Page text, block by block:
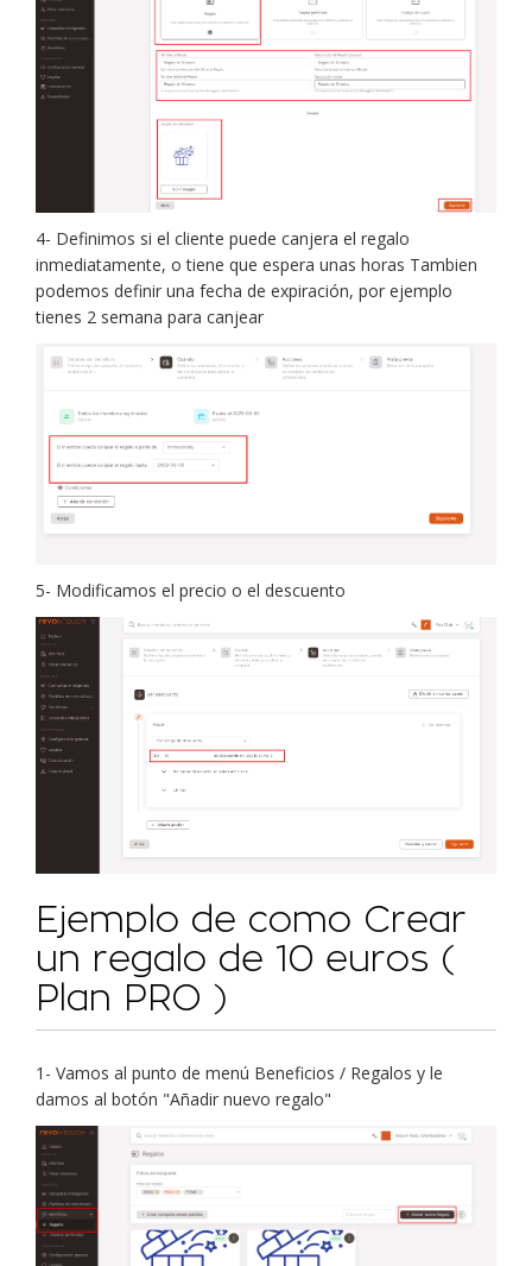
4- Definimos si el cliente puede canjera el regalo
inmediatamente, o tiene que espera unas horas Tambien
podemos definir una fecha de expiración, por ejemplo
tienes 2 semana para canjear
5- Modificamos el precio o el descuento
Ejemplo de como Crear
un regalo de 10 euros (
Plan PRO )
1- Vamos al punto de menú Beneficios / Regalos y le
damos al botón "Añadir nuevo regalo"